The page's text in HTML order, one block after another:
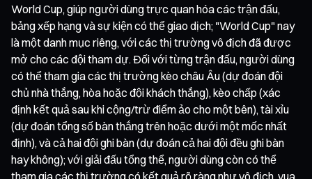
World Cup, giúp người dùng trực quan hóa các trận đấu,
bảng xếp hạng và sự kiện có thể giao dịch; "World Cup" nay
là một danh mục riêng, với các thị trường vô địch đã được
mở cho các đội tham dự. Đối với từng trận đấu, người dùng
có thể tham gia các thị trường kèo châu Âu (dự đoán đội
chủ nhà thắng, hòa hoặc đội khách thắng), kèo chấp (xác
định kết quả sau khi cộng/trừ điểm ảo cho một bên), tài xỉu
(dự đoán tổng số bàn thắng trên hoặc dưới một mốc nhất
định), và cả hai đội ghi bàn (dự đoán cả hai đội đều ghi bàn
hay không); với giải đấu tổng thể, người dùng còn có thể
tham gia các thị trường có kết quả rõ ràng như vô địch, vua